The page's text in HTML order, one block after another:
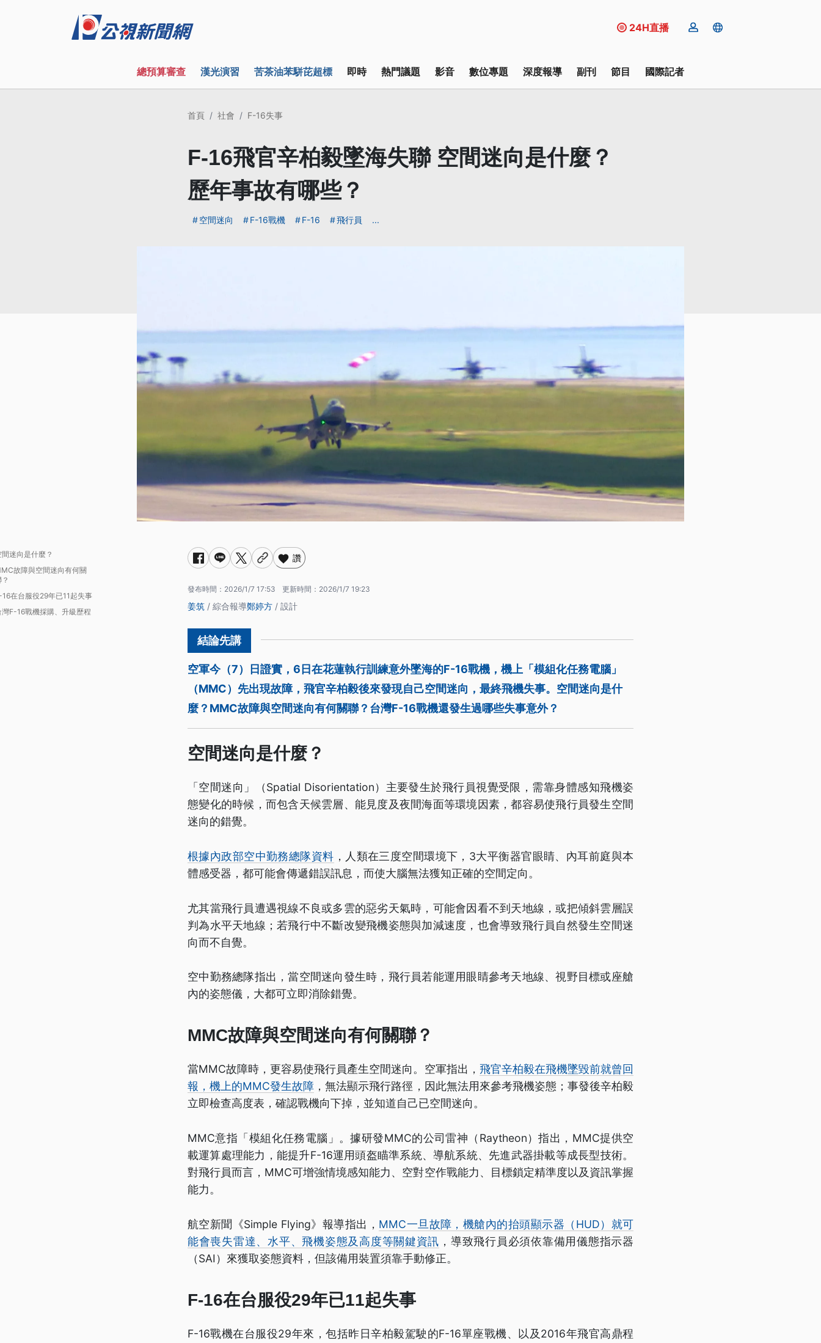
24H直播
總預算審查 漢光演習 苦茶油苯駢芘超標 即時 熱門議題 影音 數位專題 深度報導 副刊 節目 國際記者
首頁 社會 F-16失事
F-16飛官辛柏毅墜海失聯 空間迷向是什麼？
歷年事故有哪些？
空間迷向 F-16戰機 F-16 飛行員 ...
間迷向是什麼？
故障與空間迷向有何關
16在台服役29年已11起失事
灣F-16戰機採購、升級歷程
讚
發布時間： 2026/1/7 17:53 更新時間： 2026/1/7 19:23
姜筑 / 綜合報導鄭婷方 / 設計
空軍今（7）日證實，6日在花蓮執行訓練意外墜海的F-16戰機，機上「模組化任務電腦」
（MMC）先出現故障，飛官辛柏毅後來發現自己空間迷向，最終飛機失事。空間迷向是什
麼？MMC故障與空間迷向有何關聯？台灣F-16戰機還發生過哪些失事意外？
空間迷向是什麼？
「空間迷向」（Spatial Disorientation）主要發生於飛行員視覺受限，需靠身體感知飛機姿
態變化的時候，而包含天候雲層、能見度及夜間海面等環境因素，都容易使飛行員發生空間
迷向的錯覺。
根據內政部空中勤務總隊資料 ，人類在三度空間環境下，3大平衡器官眼睛、內耳前庭與本
體感受器，都可能會傳遞錯誤訊息，而使大腦無法獲知正確的空間定向。
尤其當飛行員遭遇視線不良或多雲的惡劣天氣時，可能會因看不到天地線，或把傾斜雲層誤
判為水平天地線；若飛行中不斷改變飛機姿態與加減速度，也會導致飛行員自然發生空間迷
向而不自覺。
空中勤務總隊指出，當空間迷向發生時，飛行員若能運用眼睛參考天地線、視野目標或座艙
內的姿態儀，大都可立即消除錯覺。
MMC故障與空間迷向有何關聯？
當MMC故障時，更容易使飛行員產生空間迷向。空軍指出， 飛官辛柏毅在飛機墜毀前就曾回
報，機上的MMC發生故障 ，無法顯示飛行路徑，因此無法用來參考飛機姿態；事發後辛柏毅
立即檢查高度表，確認戰機向下掉，並知道自己已空間迷向。
MMC意指「模組化任務電腦」。據研發MMC的公司雷神（Raytheon）指出，MMC提供空
載運算處理能力，能提升F-16運用頭盔瞄準系統、導航系統、先進武器掛載等成長型技術。
對飛行員而言，MMC可增強情境感知能力、空對空作戰能力、目標鎖定精準度以及資訊掌握
能力。
航空新聞《Simple Flying》報導指出， MMC一旦故障，機艙內的抬頭顯示器（HUD）就可
能會喪失雷達、水平、飛機姿態及高度等關鍵資訊 ，導致飛行員必須依靠備用儀態指示器
（SAI）來獲取姿態資料，但該備用裝置須靠手動修正。
F-16在台服役29年已11起失事
F-16戰機在台服役29年來，包括昨日辛柏毅駕駛的F-16單座戰機、以及2016年飛官高鼎程